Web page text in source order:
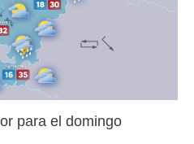
para el domingo